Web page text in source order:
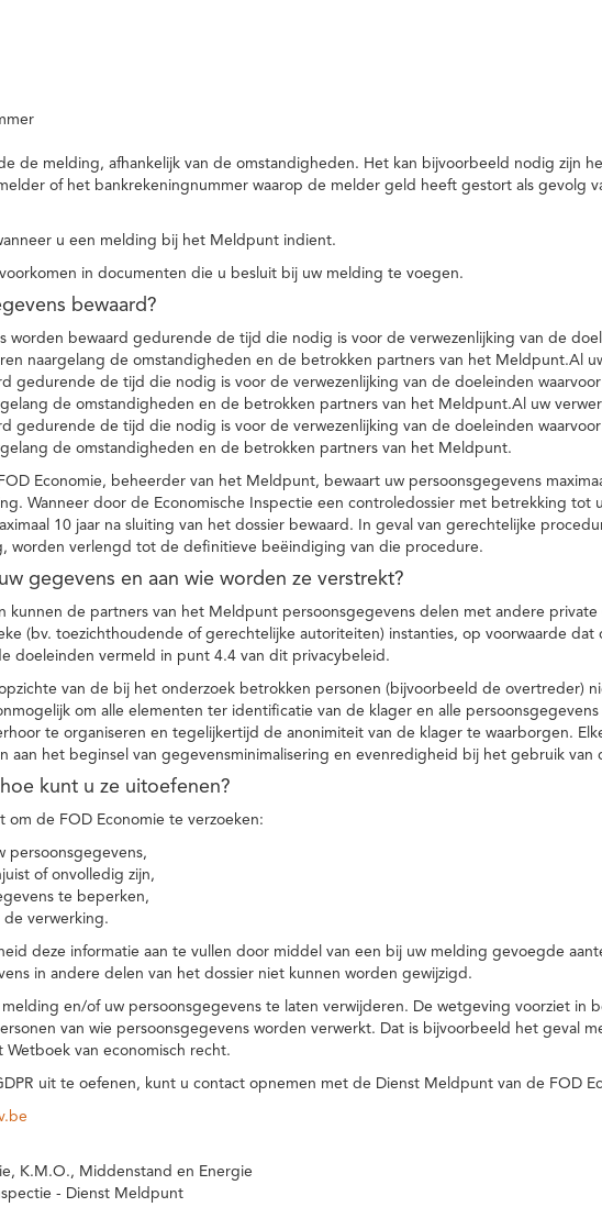
de melding, afhankelijk van de omstandigheden. Het kan bijvoorbeeld nodig zijn
of het bankrekeningnummer waarop de melder geld heeft gestort als gevolg
u een melding bij het Meldpunt indient.
in documenten die u besluit bij uw melding te voegen.
bewaard?
worden bewaard gedurende de tijd die nodig is voor de verwezenlijking van de
naargelang de omstandigheden en de betrokken partners van het Meldpunt.Al
gedurende de tijd die nodig is voor de verwezenlijking van de doeleinden
de omstandigheden en de betrokken partners van het Meldpunt.Al uw
gedurende de tijd die nodig is voor de verwezenlijking van de doeleinden
de omstandigheden en de betrokken partners van het Meldpunt.
Economie, beheerder van het Meldpunt, bewaart uw persoonsgegevens
Wanneer door de Economische Inspectie een controledossier met betrekking tot
10 jaar na sluiting van het dossier bewaard. In geval van gerechtelijke
worden verlengd tot de definitieve beëindiging van die procedure.
gegevens en aan wie worden ze verstrekt?
kunnen de partners van het Meldpunt persoonsgegevens delen met andere private
(bv. toezichthoudende of gerechtelijke autoriteiten) instanties, op voorwaarde
doeleinden vermeld in punt 4.4 van dit privacybeleid.
van de bij het onderzoek betrokken personen (bijvoorbeeld de overtreder)
om alle elementen ter identificatie van de klager en alle
te organiseren en tegelijkertijd de anonimiteit van de klager te waarborgen.
aan het beginsel van gegevensminimalisering en evenredigheid bij het gebruik van
kunt u ze uitoefenen?
de FOD Economie te verzoeken:
persoonsgegevens,
of onvolledig zijn,
te beperken,
de verwerking.
deze informatie aan te vullen door middel van een bij uw melding gevoegde
in andere delen van het dossier niet kunnen worden gewijzigd.
en/of uw persoonsgegevens te laten verwijderen. De wetgeving voorziet in
van wie persoonsgegevens worden verwerkt. Dat is bijvoorbeeld het geval
van economisch recht.
uit te oefenen, kunt u contact opnemen met de Dienst Meldpunt van de FOD
K.M.O., Middenstand en Energie
- Dienst Meldpunt